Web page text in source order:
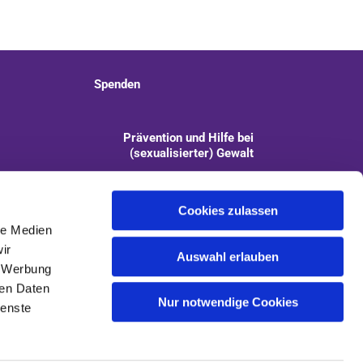
Medien
Daten
Cookies zulassen
Auswahl erlauben
Nur notwendige Cookies
Spenden
Prävention und Hilfe bei
(sexualisierter) Gewalt
info@kirchengemeinde-staaken.de